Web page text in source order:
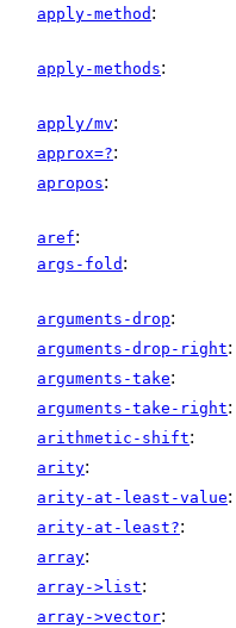
apply-method :
apply-methods:
apply/mv:
approx=?:
apropos:
aref:
args-fold :
arguments-drop:
arguments-drop-right:
arguments-take:
arguments-take-right:
arithmetic-shift:
arity:
arity-at-least-value:
arity-at-least?:
array:
array->list:
array->vector: